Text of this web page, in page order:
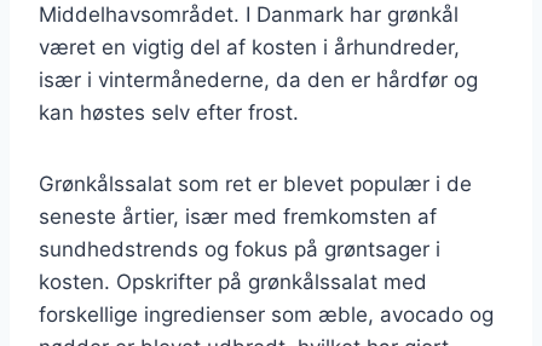
Middelhavsområdet. I Danmark har grønkål
været en vigtig del af kosten i århundreder,
især i vintermånederne, da den er hårdfør og
kan høstes selv efter frost.
Grønkålssalat som ret er blevet populær i de
seneste årtier, især med fremkomsten af
sundhedstrends og fokus på grøntsager i
kosten. Opskrifter på grønkålssalat med
forskellige ingredienser som æble, avocado og